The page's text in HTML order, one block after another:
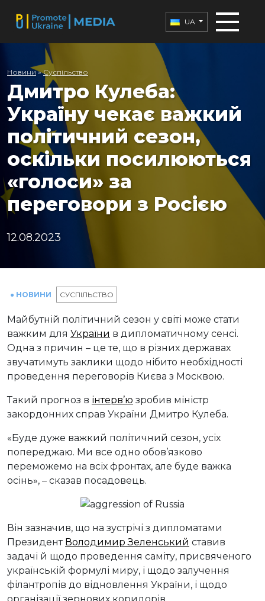
UA
Новини » Суспільство
Дмитро Кулеба:
Україну чекає важкий
політичний сезон,
оскільки посилюються
«голоси» за
переговори з Росією
12.08.2023
● НОВИНИ СУСПІЛЬСТВО
Майбутній політичний сезон у світі може стати
важким для України в дипломатичному сенсі.
Одна з причин – це те, що в різних державах
звучатимуть заклики щодо нібито необхідності
проведення переговорів Києва з Москвою.
Такий прогноз в інтерв’ю зробив міністр
закордонних справ України Дмитро Кулеба.
«Буде дуже важкий політичний сезон, усіх
попереджаю. Ми все одно обов’язково
переможемо на всіх фронтах, але буде важка
осінь», – сказав посадовець.
Він зазначив, що на зустрічі з дипломатами
Президент Володимир Зеленський ставив
задачі й щодо проведення саміту, присвяченого
українській формулі миру, і щодо залучення
філантропів до відновлення України, і щодо